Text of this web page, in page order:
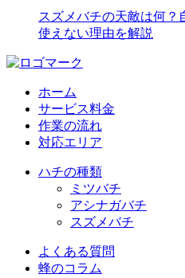
スズメバチの天敵は何？
使えない理由を解説
ホーム
サービス料金
作業の流れ
対応エリア
ハチの種類
ミツバチ
アシナガバチ
スズメバチ
よくある質問
蜂のコラム